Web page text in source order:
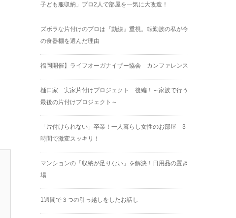
子ども服収納」プロ2人で部屋を一気に大改造！
ズボラな片付けのプロは『動線』重視。転勤族の私が今
の食器棚を選んだ理由
福岡開催】ライフオーガナイザー協会 カンファレンス
樋口家 実家片付けプロジェクト 後編！～家族で行う
最後の片付けプロジェクト～
「片付けられない」卒業！一人暮らし女性のお部屋 3
時間で激変スッキリ！
マンションの「収納が足りない」を解決！日用品の置き
場
1週間で３つの引っ越しをしたお話し